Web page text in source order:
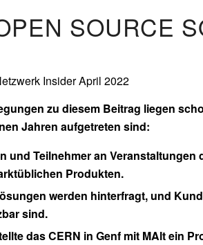
SOURCE
Insider April 2022
zu diesem Beitrag liegen
Jahren aufgetreten sind:
und Teilnehmer an
Produkten.
werden hinterfragt, und
sind.
das CERN in Genf mit MAlt ein